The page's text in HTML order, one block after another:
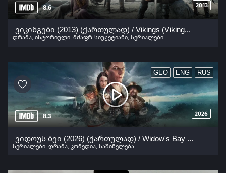
8.6 2013
ვიკინგები (2013) (ქართულად) / Vikings (Vikingebi Qartulad) ქართულად 2013
დრამა ისტორიული მძაფრ-სიუჟეტიანი სერიალები
8.3 2026
GEO ENG RUS
ვიდოუს ბეი (2026) (ქართულად) / Widow's Bay (Vidous Bei Qartulad) ქართულად 2026
სერიალები დრამა კომედია საშინელება